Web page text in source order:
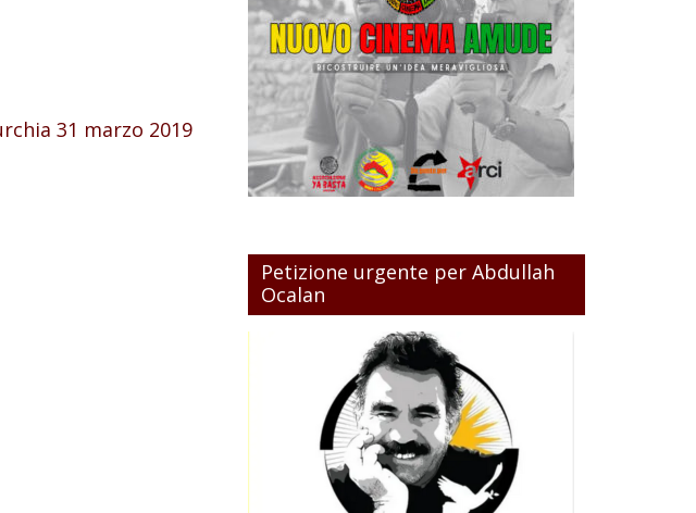
31 marzo 2019
Petizione urgente per Abdullah
Ocalan